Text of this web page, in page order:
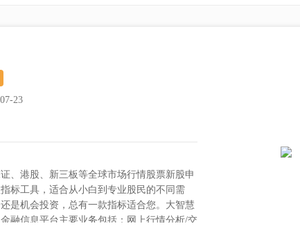
23
、港股、新三板等全球市场行情股票新股申
标工具，适合从小白到专业股民的不同需
是机会投资，总有一款指标适合您。大智慧
融信息平台主要业务包括：网上行情分析/交